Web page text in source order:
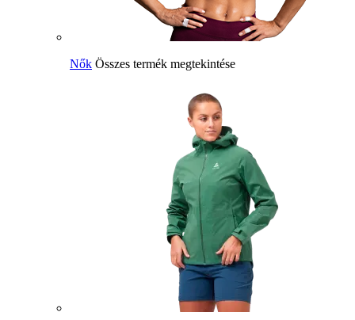
Nők Összes termék megtekintése